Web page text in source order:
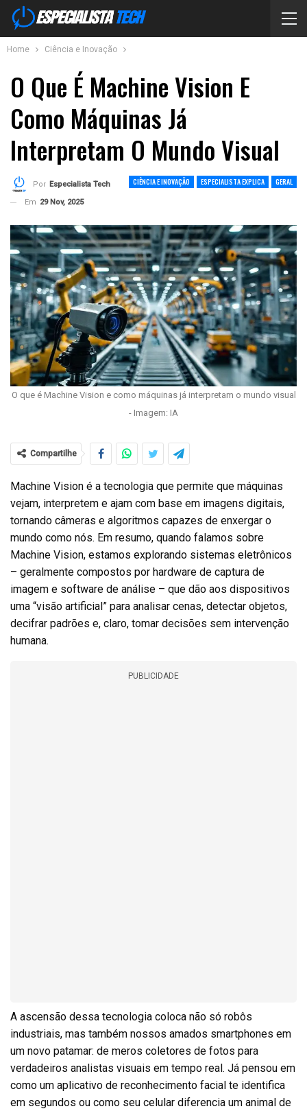
Home Ciência e Inovação
O Que É Machine Vision E
Como Máquinas Já
Interpretam O Mundo Visual
CIÊNCIA E INOVAÇÃO ESPECIALISTA EXPLICA GERAL
Por Especialista Tech
Em 29 Nov, 2025
O que é Machine Vision e como máquinas já interpretam o mundo visual
- Imagem: IA
Compartilhe
Machine Vision é a tecnologia que permite que máquinas
vejam, interpretem e ajam com base em imagens digitais,
tornando câmeras e algoritmos capazes de enxergar o
mundo como nós. Em resumo, quando falamos sobre
Machine Vision, estamos explorando sistemas eletrônicos
– geralmente compostos por hardware de captura de
imagem e software de análise – que dão aos dispositivos
uma “visão artificial” para analisar cenas, detectar objetos,
decifrar padrões e, claro, tomar decisões sem intervenção
humana.
PUBLICIDADE
A ascensão dessa tecnologia coloca não só robôs
industriais, mas também nossos amados smartphones em
um novo patamar: de meros coletores de fotos para
verdadeiros analistas visuais em tempo real. Já pensou em
como um aplicativo de reconhecimento facial te identifica
em segundos ou como seu celular diferencia um animal de